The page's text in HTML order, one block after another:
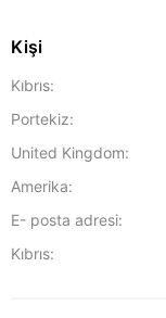
Kişi
Kıbrıs:
Portekiz:
United Kingdom:
Amerika:
E- posta adresi:
Kıbrıs: